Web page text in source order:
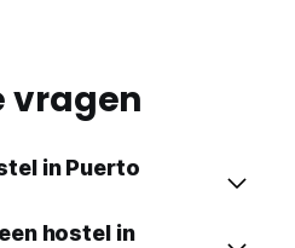
vragen
in Puerto
hostel in